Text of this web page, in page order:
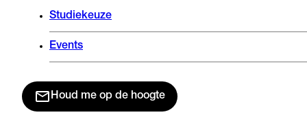
Studiekeuze
Events
Houd me op de hoogte